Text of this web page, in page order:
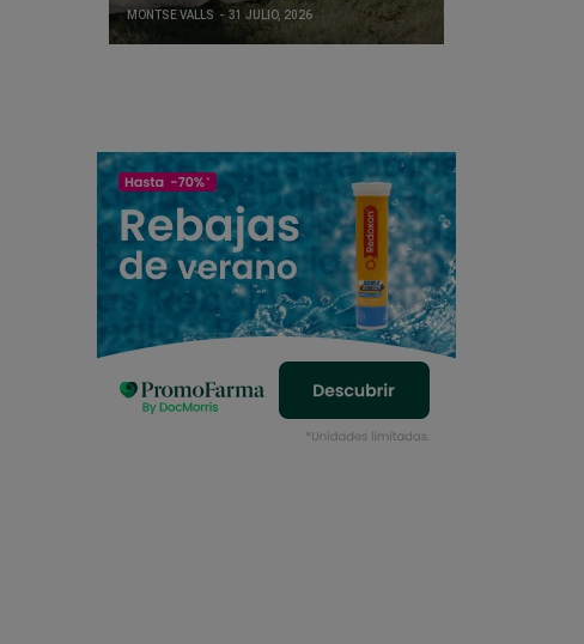
MONTSE VALLS 31 JULIO, 2026